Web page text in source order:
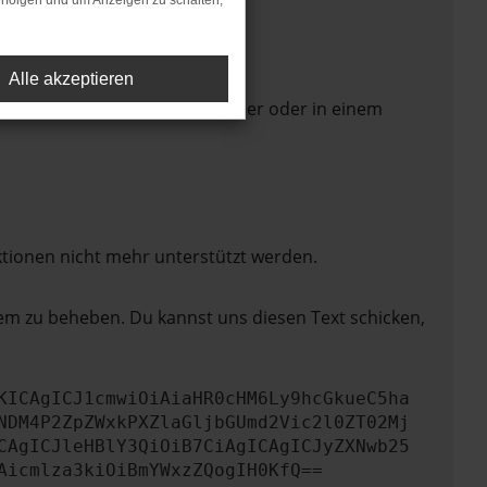
in einem anderen Browser oder in einem
nicht mehr unterstützt werden.
zu beheben. Du kannst uns diesen Text schicken,
Alle akzeptieren